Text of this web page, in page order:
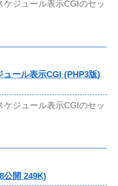
ジュール表示CGIのセッ
ール表示CGI (PHP3版)
ケジュール表示CGIのセッ
公開 249K)